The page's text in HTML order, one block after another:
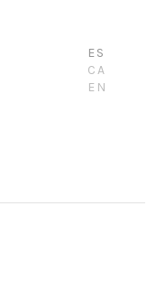
ES
CA
EN